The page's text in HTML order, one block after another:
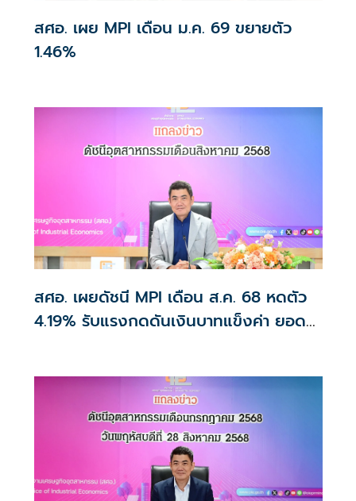
สศอ. เผย MPI เดือน ม.ค. 69 ขยายตัว
1.46%
สศอ. เผยดัชนี MPI เดือน ส.ค. 68 หดตัว
4.19% รับแรงกดดันเงินบาทแข็งค่า ยอด